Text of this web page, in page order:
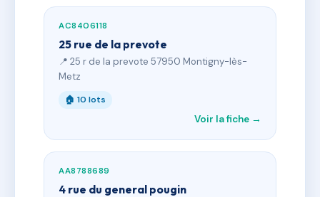
AC8406118
25 rue de la prevote
📍 25 r de la prevote 57950 Montigny-lès-
Metz
🏠 10 lots
Voir la fiche →
AA8788689
4 rue du general pougin